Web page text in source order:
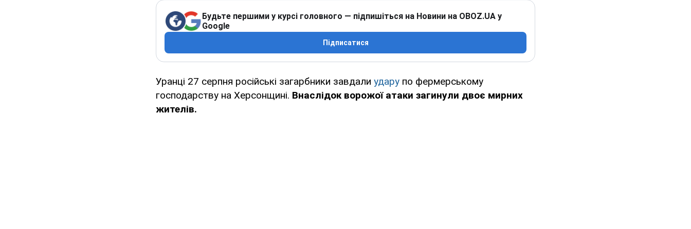
Будьте першими у курсі головного — підпишіться на Новини на OBOZ.UA у
Google
Підписатися
Уранці 27 серпня російські загарбники завдали удару по фермерському
господарству на Херсонщині. Внаслідок ворожої атаки загинули двоє мирних
жителів.